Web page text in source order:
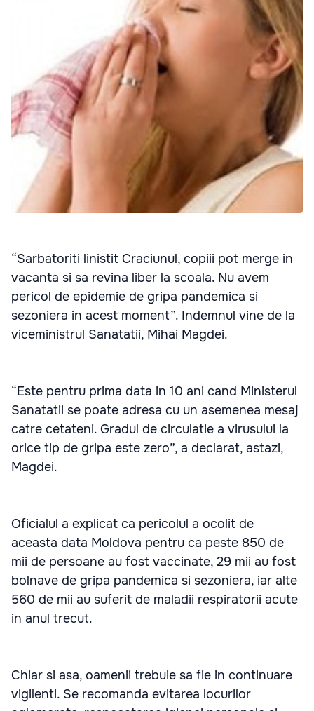
“Sarbatoriti linistit Craciunul, copiii pot merge in
vacanta si sa revina liber la scoala. Nu avem
pericol de epidemie de gripa pandemica si
sezoniera in acest moment”. Indemnul vine de la
viceministrul Sanatatii, Mihai Magdei.
“Este pentru prima data in 10 ani cand Ministerul
Sanatatii se poate adresa cu un asemenea mesaj
catre cetateni. Gradul de circulatie a virusului la
orice tip de gripa este zero”, a declarat, astazi,
Magdei.
Oficialul a explicat ca pericolul a ocolit de
aceasta data Moldova pentru ca peste 850 de
mii de persoane au fost vaccinate, 29 mii au fost
bolnave de gripa pandemica si sezoniera, iar alte
560 de mii au suferit de maladii respiratorii acute
in anul trecut.
Chiar si asa, oamenii trebuie sa fie in continuare
vigilenti. Se recomanda evitarea locurilor